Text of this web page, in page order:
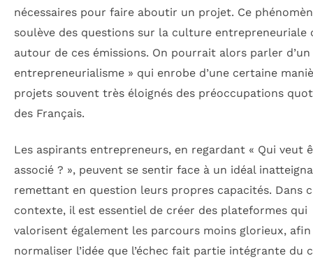
nécessaires pour faire aboutir un projet. Ce
soulève des questions sur la culture entrepreneuriale
autour de ces émissions. On pourrait alors parler d’un
entrepreneurialisme » qui enrobe d’une certaine
projets souvent très éloignés des préoccupations
des Français.
Les aspirants entrepreneurs, en regardant « Qui veut
associé ? », peuvent se sentir face à un idéal
remettant en question leurs propres capacités. Dans
contexte, il est essentiel de créer des plateformes qui
valorisent également les parcours moins glorieux, afin
normaliser l’idée que l’échec fait partie intégrante du